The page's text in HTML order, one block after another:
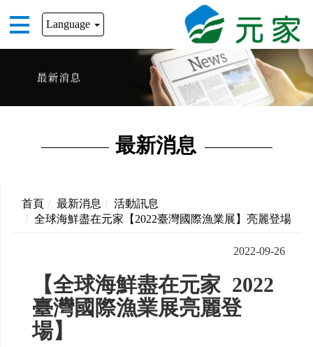
Language
最新消息
首頁 最新消息
活動訊息
全球海鮮盡在元家【2022臺灣國際漁業展】亮麗登場
2022-09-26
【全球海鮮盡在元家 2022
臺灣國際漁業展亮麗登
場】